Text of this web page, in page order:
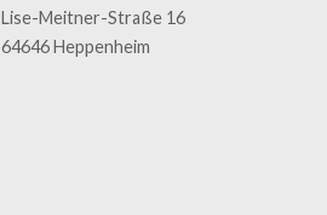
Lise-Meitner-Straße 16
64646 Heppenheim